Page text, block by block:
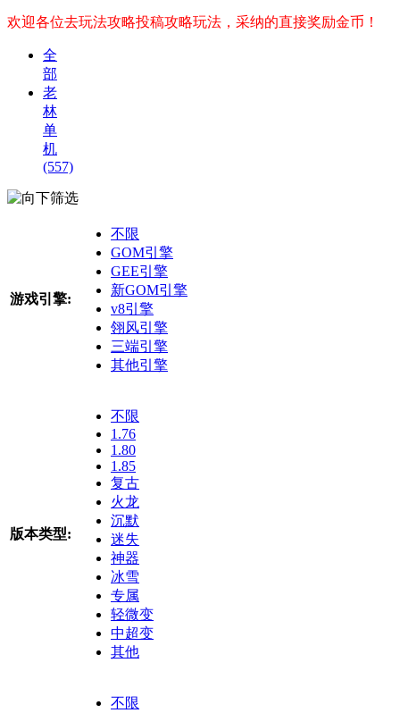
欢迎各位去玩法攻略投稿攻略玩法，采纳的直接奖励金币！
全
部
老
林
单
机
(557)
筛选
游戏引擎:
不限
GOM引擎
GEE引擎
新GOM引擎
v8引擎
翎风引擎
三端引擎
其他引擎
版本类型:
不限
1.76
1.80
1.85
复古
火龙
沉默
迷失
神器
冰雪
专属
轻微变
中超变
其他
不限